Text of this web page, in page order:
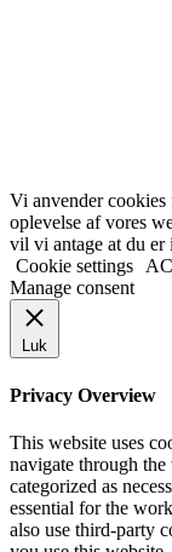
Vi anvender
oplevelse af vores
vil vi antage at du er
Cookie settings
Manage consent
Luk
Privacy Overview
This website uses
navigate through the
categorized as
essential for the
also use third-party